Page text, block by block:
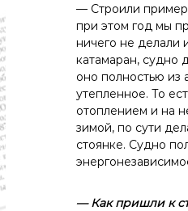
у
л
ь
т
у
с
п
— Строили
при этом год мы
ничего не делали
катамаран, судно
оно полностью из
утепленное. То
отоплением и на
зимой, по сути
стоянке. Судно
— Как пришли к